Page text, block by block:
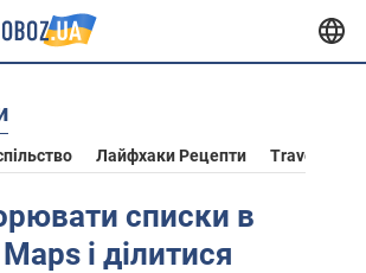
Лайфхаки Рецепти Travel
списки в
і ділитися